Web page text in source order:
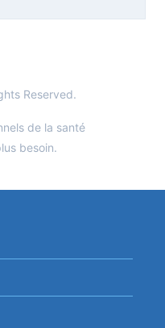
Reserved.
de la santé
besoin.